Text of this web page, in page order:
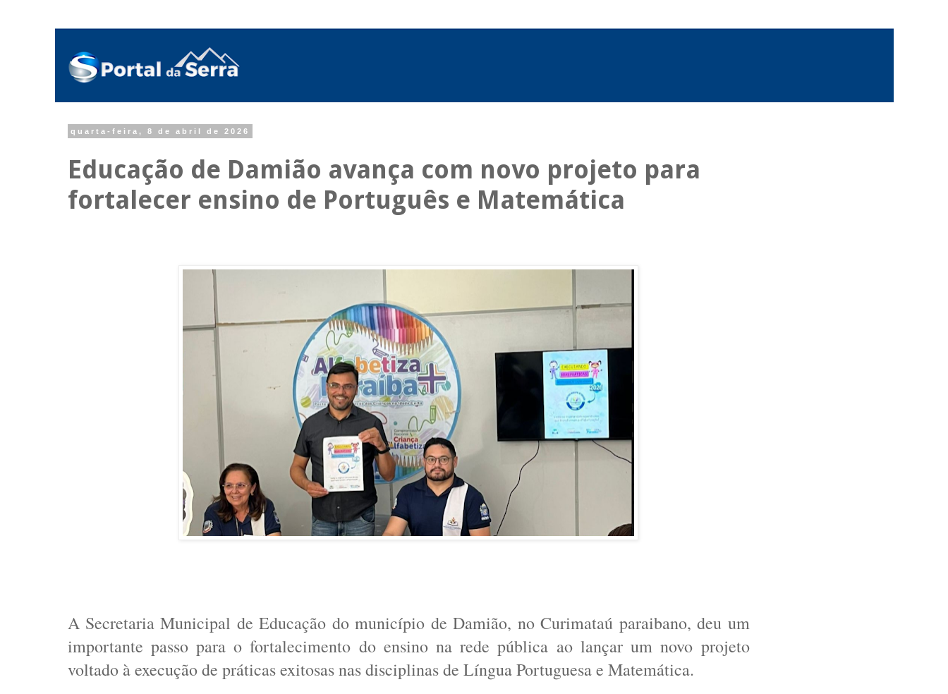
quarta-feira, 8 de abril de 2026
Educação de Damião avança com novo projeto para
fortalecer ensino de Português e Matemática
A Secretaria Municipal de Educação do município deDamião, no Curimataú paraibano, deu um
importante passo para o fortalecimento do ensino na rede pública ao lançar um novo projeto
voltado à execução de práticas exitosas nas disciplinas de Língua Portuguesa e Matemática.